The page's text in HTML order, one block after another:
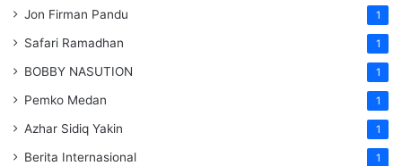
Jon Firman Pandu 1
Safari Ramadhan 1
BOBBY NASUTION 1
Pemko Medan 1
Azhar Sidiq Yakin 1
Berita Internasional 1